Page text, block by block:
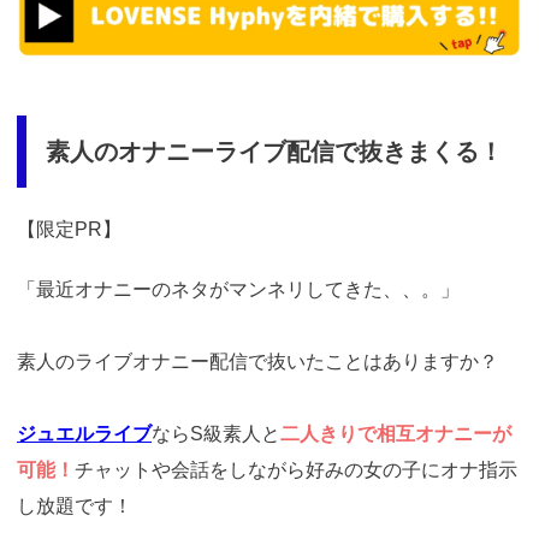
b.com/visit.php?
guid=ON&a=k13190w-
素人のオナニーライブ配信で抜きまくる！
【限定PR】
「最近オナニーのネタがマンネリしてきた、、。」
素人のライブオナニー配信で抜いたことはありますか？
ジュエルライブならS級素人と二人きりで相互オナニーが
可能！ チャットや会話をしながら好みの女の子にオナ指示
し放題です！